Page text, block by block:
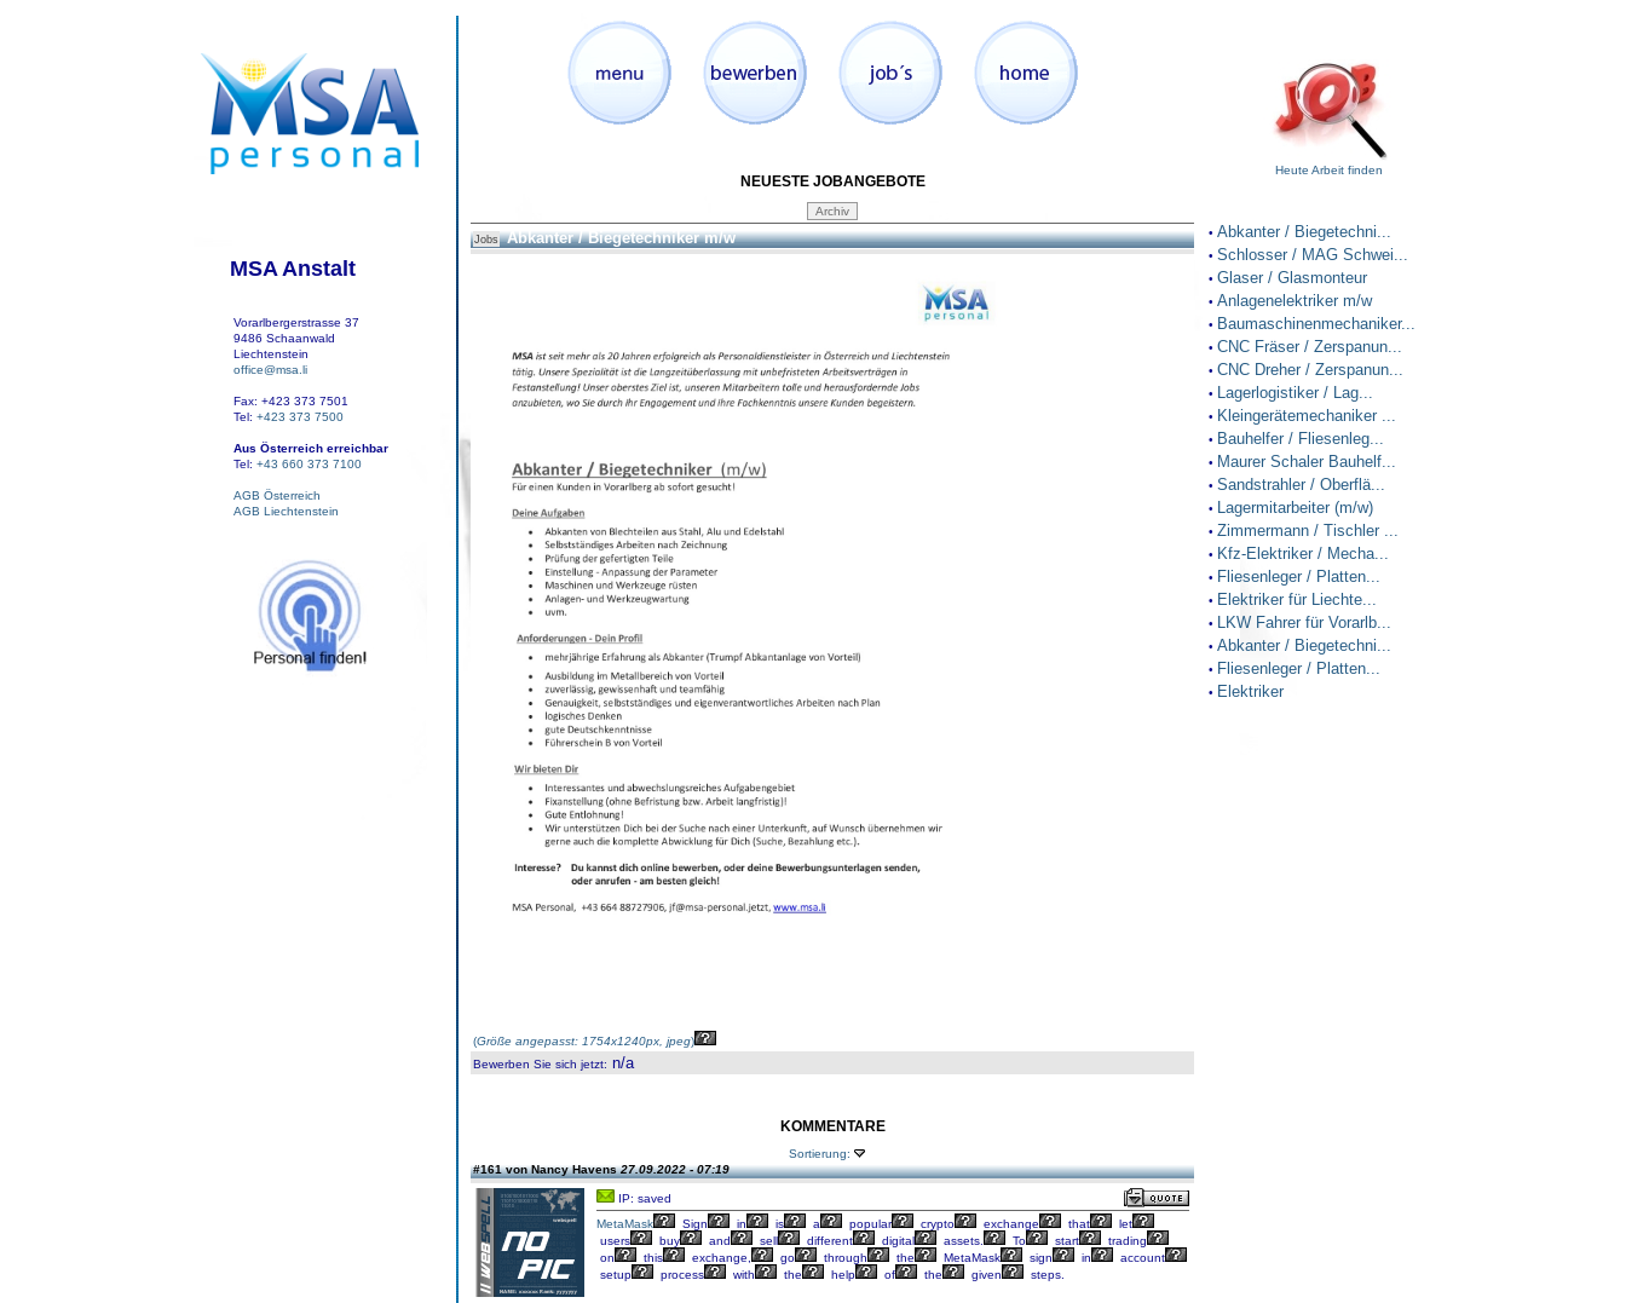
MSA Anstalt
Vorarlbergerstrasse 37
9486 Schaanwald
Liechtenstein
office@msa.li
Fax: +423 373 7501
Tel: +423 373 7500
Aus Österreich erreichbar
Tel: +43 660 373 7100
AGB Österreich
AGB Liechtenstein
NEUESTE JOBANGEBOTE
Jobs Abkanter / Biegetechniker m/w
(Größe angepasst: 1754x1240px, jpeg)
Bewerben Sie sich jetzt: n/a
KOMMENTARE
Sortierung:
#161 von Nancy Havens27.09.2022 - 07:19
IP: saved
MetaMask
Sign in is a popular crypto exchange that
let
users
buy and sell different digital assets. To start
trading
on
this exchange, go through the MetaMask sign in
account
setup
process with the help of the given steps.
Heute Arbeit finden
• Abkanter / Biegetechni...
• Schlosser / MAG Schwei...
• Glaser / Glasmonteur
• Anlagenelektriker m/w
• Baumaschinenmechaniker...
• CNC Fräser / Zerspanun...
• CNC Dreher / Zerspanun...
• Lagerlogistiker / Lag...
• Kleingerätemechaniker ...
• Bauhelfer / Fliesenleg...
• Maurer Schaler Bauhelf...
• Sandstrahler / Oberflä...
• Lagermitarbeiter (m/w)
• Zimmermann / Tischler ...
• Kfz-Elektriker / Mecha...
• Fliesenleger / Platten...
• Elektriker für Liechte...
• LKW Fahrer für Vorarlb...
• Abkanter / Biegetechni...
• Fliesenleger / Platten...
• Elektriker